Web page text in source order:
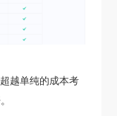
越单纯的成本考